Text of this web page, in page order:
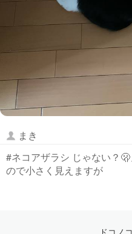
まき
#ネコアザラシ じゃない？
ので小さく見えますが